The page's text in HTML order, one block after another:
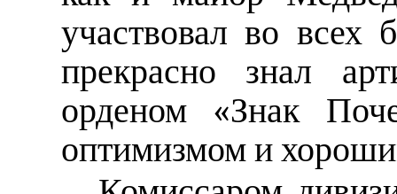
участвовал во всех
прекрасно знал
орденом «Знак
оптимизмом и